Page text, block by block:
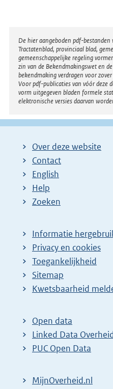
Disclaimer
De hier aangeboden pdf-
Tractatenblad, provinciaal blad,
gemeenschappelijke regeling
zin van de Bekendmakingswet en
bekendmaking verdragen voor
Voor pdf-publicaties van vóór deze
vorm uitgegeven bladen formele
elektronische versies daarvan
Over deze website
Contact
English
Help
Zoeken
Informatie
Privacy en cookies
Toegankelijkheid
Sitemap
E
t
e
r
l
Kwetsbaarheid
Open data
Linked Data
PUC Open Data
MijnOverheid.nl